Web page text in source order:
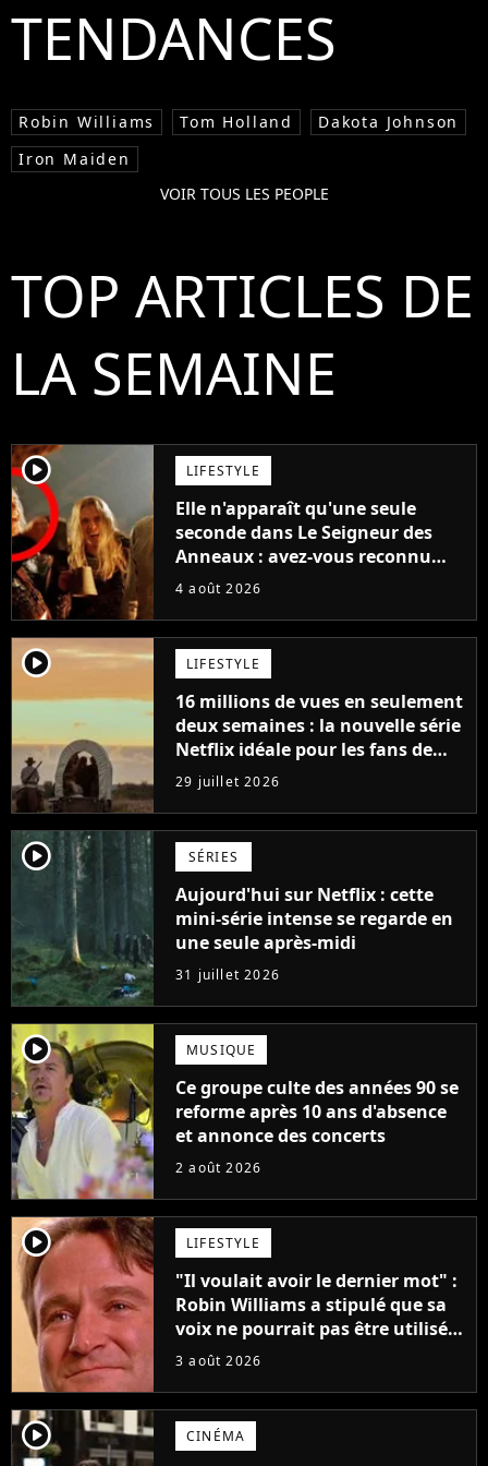
TENDANCES
Robin Williams Tom Holland
Dakota Johnson
Iron Maiden
VOIR TOUS LES PEOPLE
TOP ARTICLES DE
LA SEMAINE
player2 LIFESTYLE
Elle n'apparaît qu'une seule
seconde dans Le Seigneur des
Anneaux : avez-vous reconnu
cette légende du cinéma dans la
4 août 2026
player2 LIFESTYLE
16 millions de vues en seulement
deux semaines : la nouvelle série
Netflix idéale pour les fans de
Yellowstone
29 juillet 2026
player2 SÉRIES
Aujourd'hui sur Netflix : cette
mini-série intense se regarde en
une seule après-midi
31 juillet 2026
player2 MUSIQUE
Ce groupe culte des années 90 se
reforme après 10 ans d'absence
et annonce des concerts
2 août 2026
player2 LIFESTYLE
"Il voulait avoir le dernier mot" :
Robin Williams a stipulé que sa
voix ne pourrait pas être utilisée
avant 2039, pourtant Disney
inédits
3 août 2026
player2 CINÉMA